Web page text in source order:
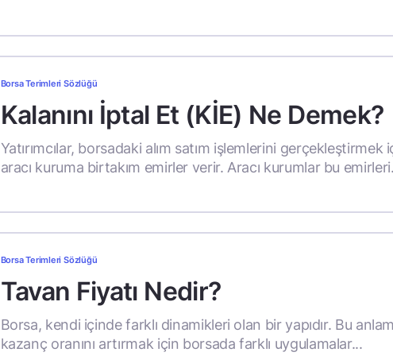
Borsa Terimleri Sözlüğü
Kalanını İptal Et (KİE) Ne Demek?
Yatırımcılar, borsadaki alım satım işlemlerini gerçekleştirmek
aracı kuruma birtakım emirler verir. Aracı kurumlar bu
Borsa Terimleri Sözlüğü
Tavan Fiyatı Nedir?
Borsa, kendi içinde farklı dinamikleri olan bir yapıdır. Bu
kazanç oranını artırmak için borsada farklı uygulamalar...